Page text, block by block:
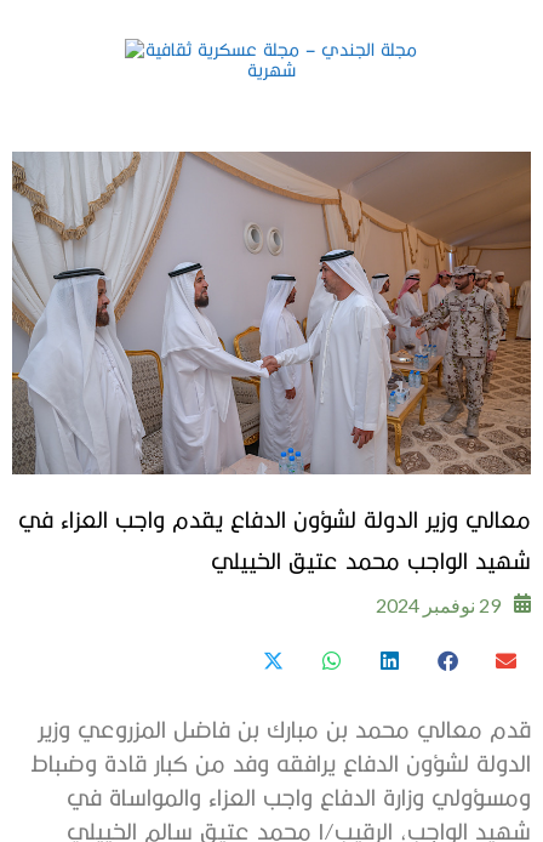
معالي وزير الدولة لشؤون الدفاع يقدم واجب العزاء في
شهيد الواجب محمد عتيق الخييلي
29 نوفمبر 2024
قدم معالي محمد بن مبارك بن فاضل المزروعي وزير
الدولة لشؤون الدفاع يرافقه وفد من كبار قادة وضباط
ومسؤولي وزارة الدفاع واجب العزاء والمواساة في
شهيد الواجب، الرقيب/١ محمد عتيق سالم الخييلي